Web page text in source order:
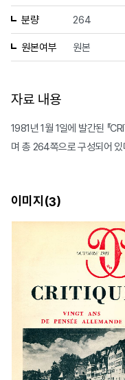
분량 264
원본여부 원본
자료 내용
1981년 1월 1일에 발간된 『
며 총 264쪽으로 구성되어 있
이미지(3)